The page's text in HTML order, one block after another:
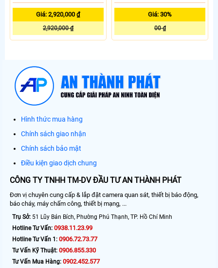
Giá: 2,920,000 ₫
2,920,000 ₫
Giá: 30%
00 ₫
Hình thức mua hàng
Chính sách giao nhận
Chính sách bảo mật
Điều kiện giao dịch chung
CÔNG TY TNHH TM-DV ĐẦU TƯ AN THÀNH PHÁT
Đơn vị chuyên cung cấp & lắp đặt camera quan sát, thiết bị báo động,
báo cháy, máy chấm công, thiết bị mạng, ...
Trụ Sở: 51 Lũy Bán Bích, Phường Phú Thạnh, TP. Hồ Chí Minh
Hotline Tư Vấn: 0938.11.23.99
Hotline Tư Vấn 1: 0906.72.73.77
Tư Vấn Kỹ Thuật: 0906.855.330
Tư Vấn Mua Hàng: 0902.452.577